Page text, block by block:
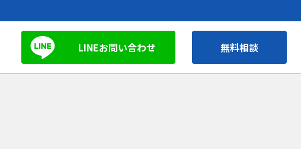
LINEお問い合わせ 無料相談